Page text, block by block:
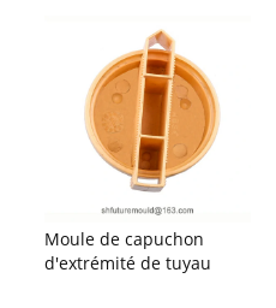
Moule de capuchon
d'extrémité de tuyau